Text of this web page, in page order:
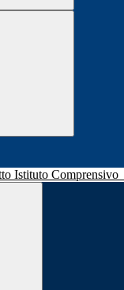
Istituto Comprensivo